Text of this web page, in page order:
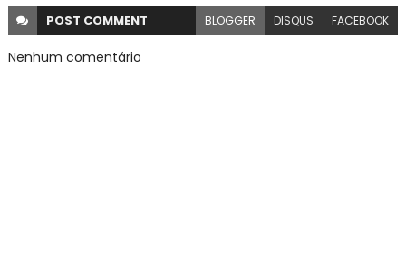
POST COMMENT BLOGGER DISQUS FACEBOOK
Nenhum comentário